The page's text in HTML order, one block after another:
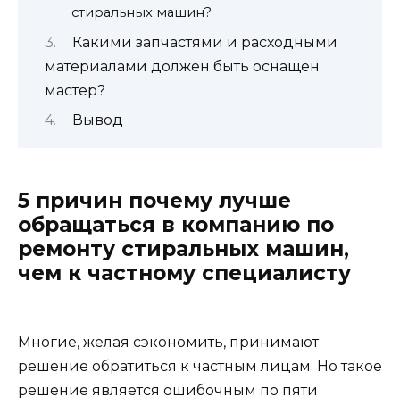
стиральных машин?
Какими запчастями и расходными
материалами должен быть оснащен
мастер?
Вывод
5 причин почему лучше
обращаться в компанию по
ремонту стиральных машин,
чем к частному специалисту
Многие, желая сэкономить, принимают
решение обратиться к частным лицам. Но такое
решение является ошибочным по пяти